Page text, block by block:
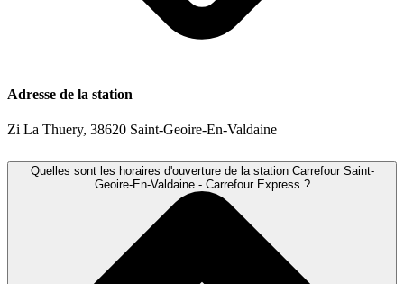
Adresse de la station
Zi La Thuery, 38620 Saint-Geoire-En-Valdaine
Quelles sont les horaires d'ouverture de la station Carrefour Saint-
Geoire-En-Valdaine - Carrefour Express ?